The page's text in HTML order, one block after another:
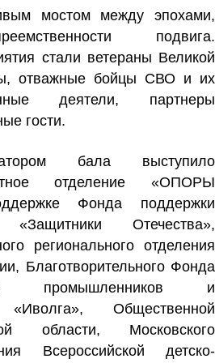
мостом между эпохами,
подвига.
стали ветераны Великой
отважные бойцы СВО и их
деятели, партнеры
гости.
бала выступило
отделение «ОПОРЫ
Фонда поддержки
Отечества»,
регионального отделения
Благотворительного Фонда
промышленников и
«Иволга», Общественной
области, Московского
Всероссийской детско-